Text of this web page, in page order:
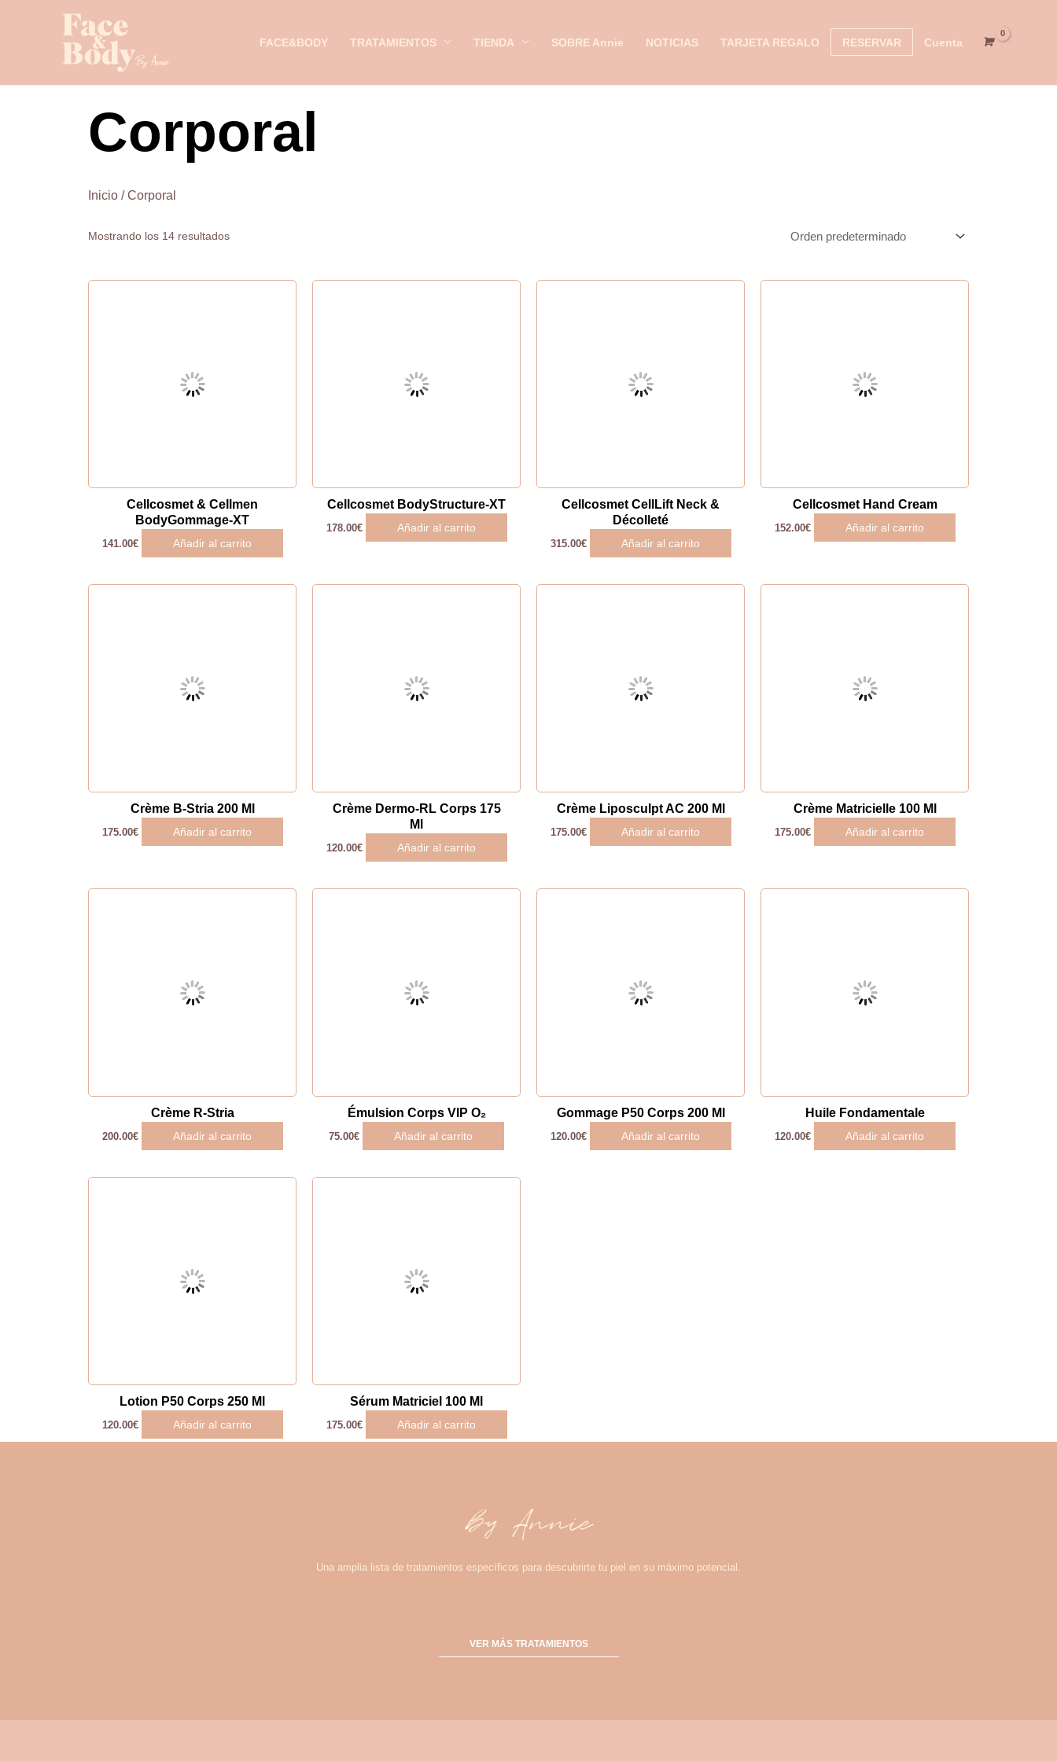
FACE&BODY TRATAMIENTOS TIENDA SOBRE Annie NOTICIAS TARJETA REGALO RESERVAR Cuenta
Corporal
Inicio / Corporal
Mostrando los 14 resultados
Cellcosmet & Cellmen
BodyGommage-XT
141.00€ Añadir al carrito
Cellcosmet BodyStructure-XT
178.00€ Añadir al carrito
Cellcosmet CellLift Neck &
Décolleté
315.00€ Añadir al carrito
Cellcosmet Hand Cream
152.00€ Añadir al carrito
Crème B-Stria 200 Ml
175.00€ Añadir al carrito
Crème Dermo-RL Corps 175
Ml
120.00€ Añadir al carrito
Crème Liposculpt AC 200 Ml
175.00€ Añadir al carrito
Crème Matricielle 100 Ml
175.00€ Añadir al carrito
Crème R-Stria
200.00€ Añadir al carrito
Émulsion Corps VIP O₂
75.00€ Añadir al carrito
Gommage P50 Corps 200 Ml
120.00€ Añadir al carrito
Huile Fondamentale
120.00€ Añadir al carrito
Lotion P50 Corps 250 Ml
120.00€ Añadir al carrito
Sérum Matriciel 100 Ml
175.00€ Añadir al carrito
by Annie
Una amplia lista de tratamientos específicos para descubrirte tu piel en su máximo potencial.
VER MÁS TRATAMIENTOS